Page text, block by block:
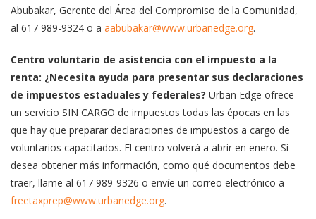
Abubakar, Gerente del Área del Compromiso de la Comunidad,
al 617 989-9324 o a aabubakar@www.urbanedge.org.
Centro voluntario de asistencia con el impuesto a la
renta: ¿Necesita ayuda para presentar sus declaraciones
de impuestos estaduales y federales? Urban Edge ofrece
un servicio SIN CARGO de impuestos todas las épocas en las
que hay que preparar declaraciones de impuestos a cargo de
voluntarios capacitados. El centro volverá a abrir en enero. Si
desea obtener más información, como qué documentos debe
traer, llame al 617 989-9326 o envíe un correo electrónico a
freetaxprep@www.urbanedge.org.